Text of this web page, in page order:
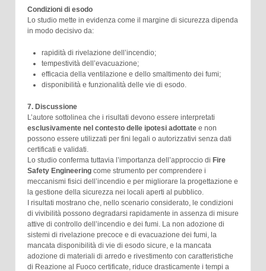
Condizioni di esodo
Lo studio mette in evidenza come il margine di sicurezza dipenda
in modo decisivo da:
rapidità di rivelazione dell’incendio;
tempestività dell’evacuazione;
efficacia della ventilazione e dello smaltimento dei fumi;
disponibilità e funzionalità delle vie di esodo.
7. Discussione
L’autore sottolinea che i risultati devono essere interpretati
esclusivamente nel contesto delle ipotesi adottate e non
possono essere utilizzati per fini legali o autorizzativi senza dati
certificati e validati.
Lo studio conferma tuttavia l’importanza dell’approccio di Fire
Safety Engineering come strumento per comprendere i
meccanismi fisici dell’incendio e per migliorare la progettazione e
la gestione della sicurezza nei locali aperti al pubblico.
I risultati mostrano che, nello scenario considerato, le condizioni
di vivibilità possono degradarsi rapidamente in assenza di misure
attive di controllo dell’incendio e dei fumi. La non adozione di
sistemi di rivelazione precoce e di evacuazione dei fumi, la
mancata disponibilità di vie di esodo sicure, e la mancata
adozione di materiali di arredo e rivestimento con caratteristiche
di Reazione al Fuoco certificate, riduce drasticamente i tempi a